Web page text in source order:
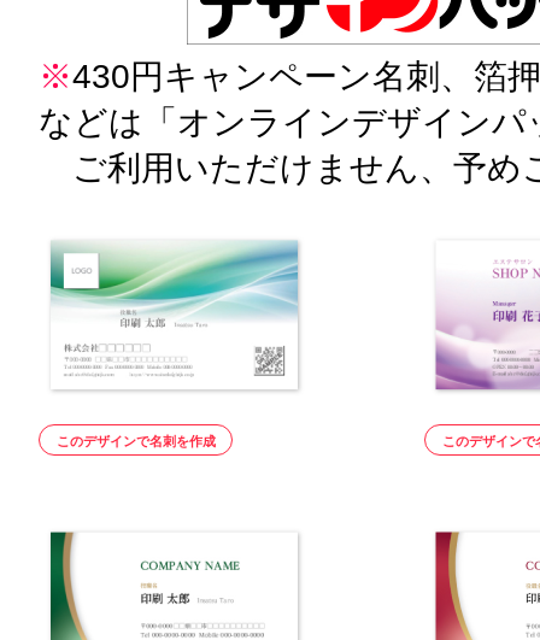
※430円キャンペーン名刺、箔
などは「オンラインデザインパ
ご利用いただけません、予め
このデザインで名刺を作成 このデザインで